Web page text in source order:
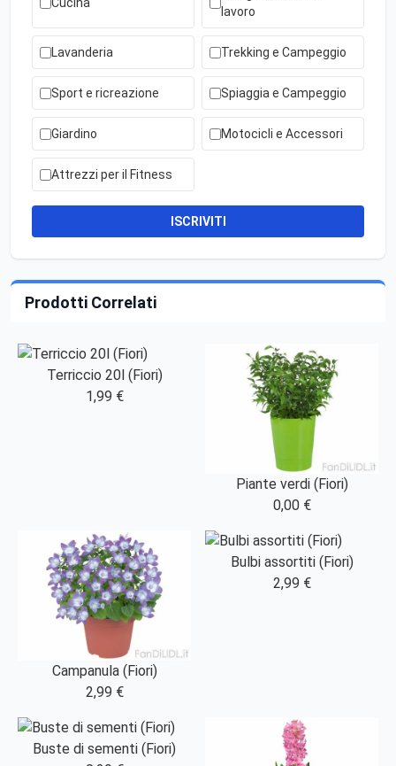
lavoro
Lavanderia Trekking e Campeggio
Sport e ricreazione Spiaggia e Campeggio
Giardino Motocicli e Accessori
Attrezzi per il Fitness
ISCRIVITI
Prodotti Correlati
Terriccio 20l (Fiori)
1,99 €
Piante verdi (Fiori)
0,00 €
Campanula (Fiori)
2,99 €
Bulbi assortiti (Fiori)
2,99 €
Buste di sementi (Fiori)